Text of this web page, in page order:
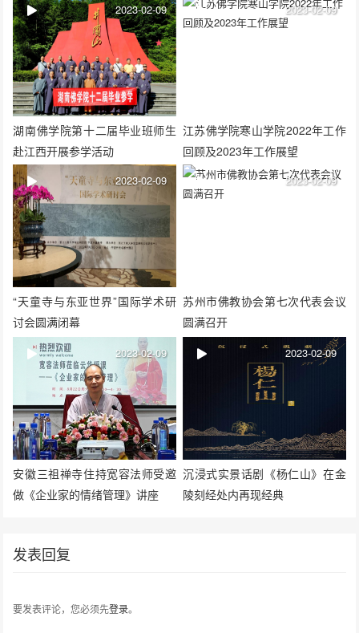
湖南佛学院第十二届毕业班师生
赴江西开展参学活动
2023-02-09
江苏佛学院寒山学院2022年工作
回顾及2023年工作展望
2023-02-09
“天童寺与东亚世界”国际学术研
讨会圆满闭幕
2023-02-09
苏州市佛教协会第七次代表会议
圆满召开
2023-02-09
安徽三祖禅寺住持宽容法师受邀
做《企业家的情绪管理》讲座
2023-02-09
沉浸式实景话剧《杨仁山》在金
陵刻经处内再现经典
2023-02-09
发表回复
要发表评论，您必须先登录。